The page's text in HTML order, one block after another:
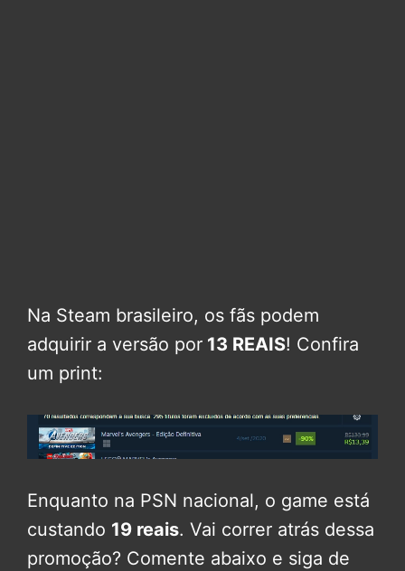
Na Steam brasileiro, os fãs podem
adquirir a versão por 13 REAIS! Confira
um print:
Enquanto na PSN nacional, o game está
custando 19 reais. Vai correr atrás dessa
promoção? Comente abaixo e siga de